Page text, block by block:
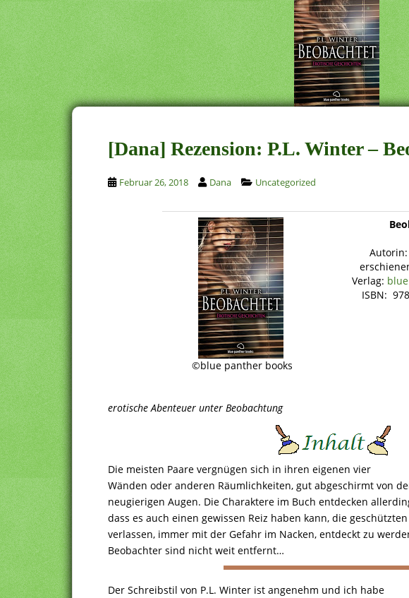
[Dana] Rezension: P.L. Winter –
Februar 26, 2018 Dana Uncategorized
©blue panther books
Autorin:
Verlag:
ISBN:
erotische Abenteuer unter Beobachtung
Die meisten Paare vergnügen sich in ihren eigenen vier
Wänden oder anderen Räumlichkeiten, gut abgeschirmt von
neugierigen Augen. Die Charaktere im Buch entdecken
dass es auch einen gewissen Reiz haben kann, die
verlassen, immer mit der Gefahr im Nacken, entdeckt zu
Beobachter sind nicht weit entfernt…
Der Schreibstil von P.L. Winter ist angenehm und ich habe